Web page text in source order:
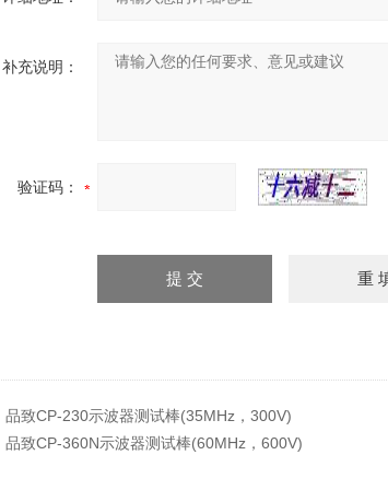
补充说明：
验证码：
品致CP-230示波器测试棒(35MHz，300V)
品致CP-360N示波器测试棒(60MHz，600V)